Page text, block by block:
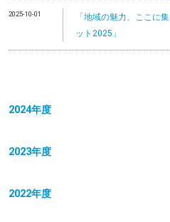
2025-10-01
「地域の魅力、ここに
ット2025」
2024年度
2023年度
2022年度